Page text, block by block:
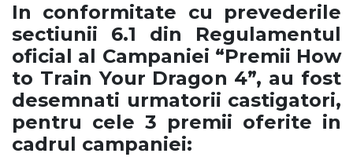
In conformitate cu prevederile
sectiunii 6.1 din Regulamentul
oficial al Campaniei “Premii How
to Train Your Dragon 4”, au fost
desemnati urmatorii castigatori,
pentru cele 3 premii oferite in
cadrul campaniei: